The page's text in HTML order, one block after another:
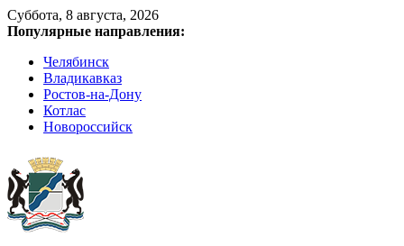
Суббота, 8 августа, 2026
Популярные направления:
Челябинск
Владикавказ
Ростов-на-Дону
Котлас
Новороссийск